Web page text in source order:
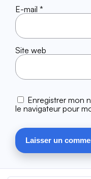
E-mail *
Site web
Enregistrer mon
le navigateur pour